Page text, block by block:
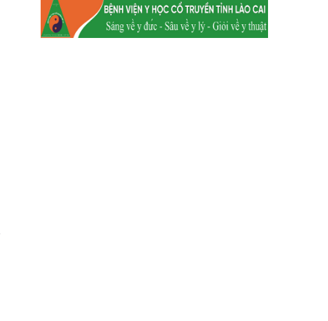
Xã Bản Xèo
Xã Bát Xát
Xã Võ Lao
Xã Khánh Yên